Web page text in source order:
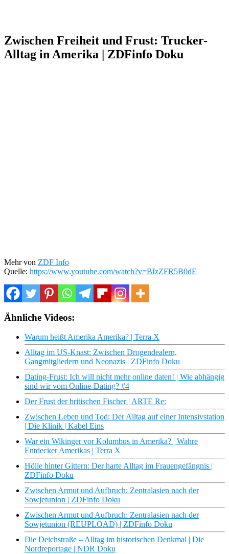
Zwischen Freiheit und Frust: Trucker-
Alltag in Amerika | ZDFinfo Doku
Mehr von ZDF Info
Quelle: https://www.youtube.com/watch?v=BIzZFR5B0dE
Ähnliche Videos:
Warum heißt Amerika Amerika? | Terra X
Alltag im US-Knast: Zwischen Drogendealern,
Gangmitgliedern und Neonazis | ZDFinfo Doku
Dating-Frust: Ich will nicht mehr online daten! | Wie abhängig
sind wir vom Online-Dating? #4
Der Frust der britischen Fischer | ARTE Re:
Zwischen Leben und Tod: Der Alltag auf einer Intensivstation
| Die Klinik | Kabel Eins
War ein Wikinger vor Kolumbus in Amerika? | Wahre
Entdecker Amerikas | Terra X
Hölle hinter Gittern: Der harte Alltag im Frauengefängnis |
ZDFinfo Doku
Zwischen Armut und Aufbruch: Zentralasien nach der
Sowjetunion | ZDFinfo Doku
Zwischen Armut und Aufbruch: Zentralasien nach der
Sowjetunion (REUPLOAD) | ZDFinfo Doku
Die Deichstraße – Alltag im historischen Denkmal | Die
Nordreportage | NDR Doku